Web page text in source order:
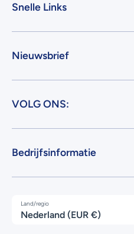
Snelle Links
Nieuwsbrief
VOLG ONS:
Bedrijfsinformatie
Land/regio
Nederland (EUR €)